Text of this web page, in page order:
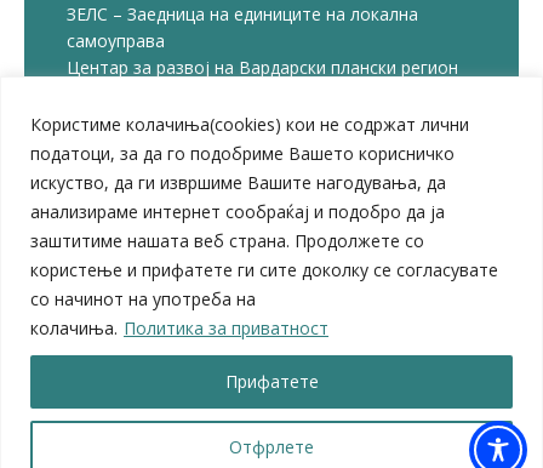
Користиме колачиња(cookies) кои не содржат лични
податоци, за да го подобриме Вашето корисничко
искуство, да ги извршиме Вашите нагодувања, да
анализираме интернет сообраќај и подобро да ја
заштитиме нашата веб страна. Продолжете со
користење и прифатете ги сите доколку се согласувате
со начинот на употреба на
колачиња. Политика за приватност
Отфрлете
Прифатете
ЗЕЛС – Заедница на единиците на локална
самоуправа
Центар за развој на Вардарски плански регион
ЈПССО „Парк – спорт и паркинзи“
ЛБ „Гоце Делчев“
ЛУ „Народен Музеј“
Влада на Република Северна Македонија
Собрание на Република Северна Македонија
Министерство за финансии
Министерство за транспорт
Министерство за локална самоуправа
Министерство за дигитална трансформација
Министерство за јавна администрација
Министерство за образование и наука
Мапа на веб-страницата| Политика за приватност | Архива